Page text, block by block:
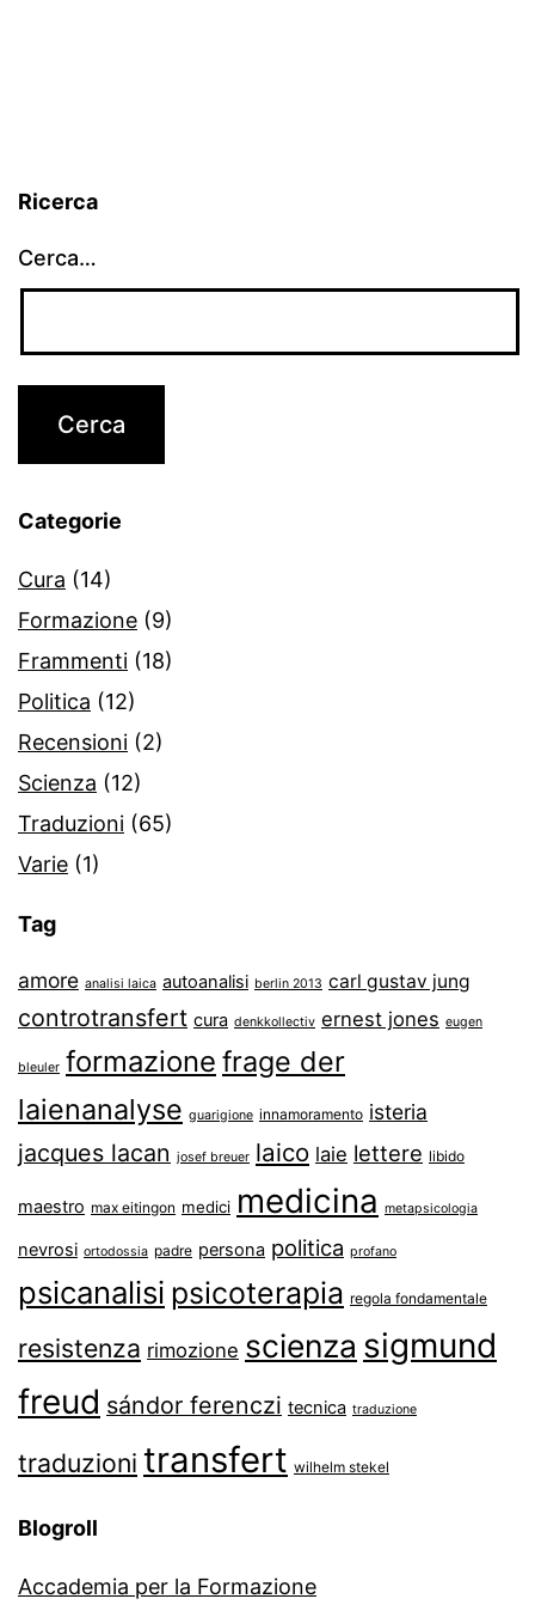
Ricerca
Cerca…
Categorie
Cura (14)
Formazione (9)
Frammenti (18)
Politica (12)
Recensioni (2)
Scienza (12)
Traduzioni (65)
Varie (1)
Tag
amore analisi laica autoanalisi berlin 2013 carl gustav jung
controtransfert cura denkkollectiv ernest jones eugen
bleuler formazione frage der
laienanalyse guarigione innamoramento isteria
jacques lacan josef breuer laico laie lettere libido
maestro max eitingon medici medicina metapsicologia
nevrosi ortodossia padre persona politica profano
psicanalisi psicoterapia regola fondamentale
resistenza rimozione scienza sigmund
freud sándor ferenczi tecnica traduzione
traduzioni transfert wilhelm stekel
Blogroll
Accademia per la Formazione